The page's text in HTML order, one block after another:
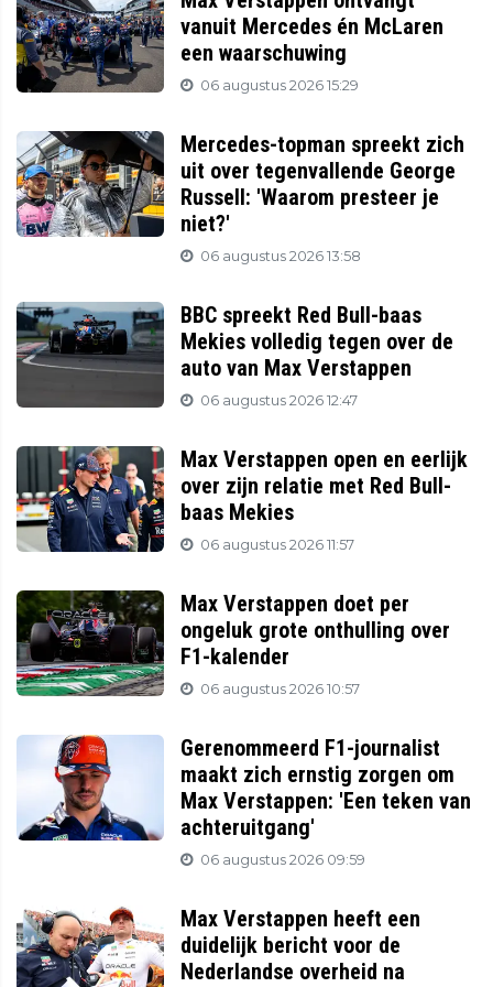
vanuit Mercedes én McLaren
een waarschuwing
06 augustus 2026 15:29
Mercedes-topman spreekt zich
uit over tegenvallende George
Russell: 'Waarom presteer je
niet?'
06 augustus 2026 13:58
BBC spreekt Red Bull-baas
Mekies volledig tegen over de
auto van Max Verstappen
06 augustus 2026 12:47
Max Verstappen open en eerlijk
over zijn relatie met Red Bull-
baas Mekies
06 augustus 2026 11:57
Max Verstappen doet per
ongeluk grote onthulling over
F1-kalender
06 augustus 2026 10:57
Gerenommeerd F1-journalist
maakt zich ernstig zorgen om
Max Verstappen: 'Een teken van
achteruitgang'
06 augustus 2026 09:59
Max Verstappen heeft een
duidelijk bericht voor de
Nederlandse overheid na